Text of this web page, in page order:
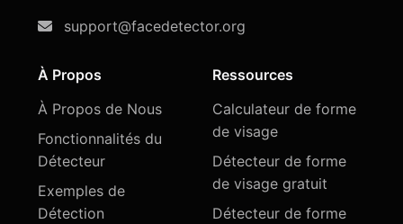
support@facedetector.org
À Propos
À Propos de Nous
Fonctionnalités du
Détecteur
Exemples de
Détection
Ressources
Calculateur de forme
de visage
Détecteur de forme
de visage gratuit
Détecteur de forme